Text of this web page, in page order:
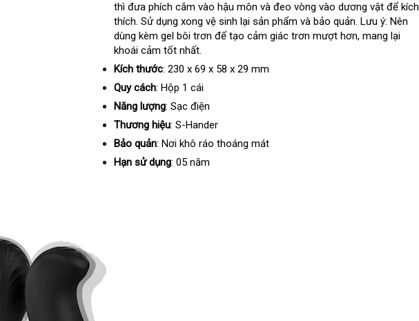
rẻ
mãi
thì đưa phích cắm vào hậu môn khuyến
mãi
và đeo vòng vào dương vật chất
lượng
để kích
thíchcửa
hàng
. Sử dụng xong vệ sinh lại sản phẩm ở
đâu
và bảo quảnnhanh
nhất
. Lưu ý: Nên
dùng kèm gel bôi trơn link
để tạo cảm giác trơn mượt hơnđắt
, mang lại
khoái cảm tốt nhất.
Kích thước: 230 x 69 x 58 x 29 mm
Quy cách: Hộp 1 cái
Năng lượng: Sạc điện
Thương hiệu: S-Hander
Bảo quản: Nơi khô ráo thoáng mát
Hạn sử dụng: 05 năm